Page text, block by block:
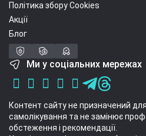
Політика збору Cookies
Акції
Блог
Ми у соціальних мережах
Контент сайту не призначений
самолікування та не замінює
обстеження і рекомендації.